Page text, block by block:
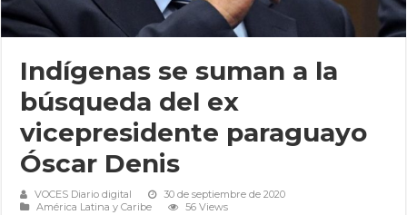
Indígenas se suman a la
búsqueda del ex
vicepresidente paraguayo
Óscar Denis
VOCES Diario digital
30 de septiembre de 2020
América Latina y Caribe
56 Views